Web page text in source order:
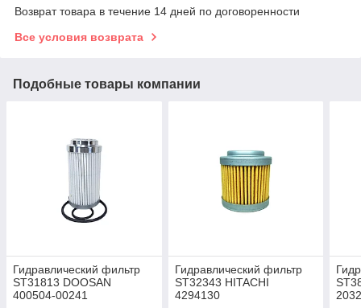
Возврат товара в течение 14 дней по договоренности
Все условия возврата
Подобные товары компании
Гидравлический фильтр
ST31813 DOOSAN
400504-00241
Гидравлический фильтр
ST32343 HITACHI
4294130